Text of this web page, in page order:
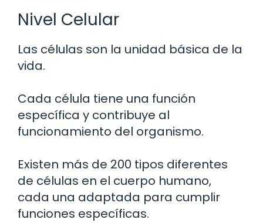
Nivel Celular
Las células son la unidad básica de la
vida.
Cada célula tiene una función
específica y contribuye al
funcionamiento del organismo.
Existen más de 200 tipos diferentes
de células en el cuerpo humano,
cada una adaptada para cumplir
funciones específicas.